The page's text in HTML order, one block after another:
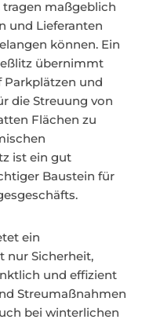
maßgeblich
und Lieferanten
können. Ein
übernimmt
Parkplätzen und
die Streuung von
Flächen zu
ist ein gut
Baustein für
ein
nur Sicherheit,
und effizient
Streumaßnahmen
bei winterlichen